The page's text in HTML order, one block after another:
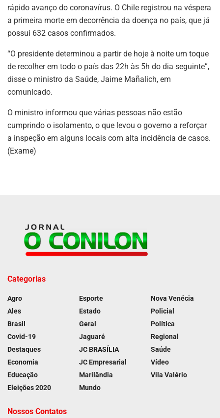
rápido avanço do coronavírus. O Chile registrou na véspera
a primeira morte em decorrência da doença no país, que já
possui 632 casos confirmados.
“O presidente determinou a partir de hoje à noite um toque
de recolher em todo o país das 22h às 5h do dia seguinte”,
disse o ministro da Saúde, Jaime Mañalich, em
comunicado.
O ministro informou que várias pessoas não estão
cumprindo o isolamento, o que levou o governo a reforçar
a inspeção em alguns locais com alta incidência de casos.
(Exame)
Categorias
Agro
Ales
Brasil
Covid-19
Destaques
Economia
Educação
Eleições 2020
Esporte
Estado
Geral
Jaguaré
JC BRASÍLIA
JC Empresarial
Marilândia
Mundo
Nova Venécia
Policial
Política
Regional
Saúde
Vídeo
Vila Valério
Nossos Contatos